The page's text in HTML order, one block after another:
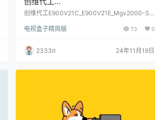
E900V21C_E900V21E_Mgv2000-
固件包(内有教程)(亲测)
创维代工E900V21C_E900V21E_Mgv2000-S9
教程)(亲测)
电视盒子精简版 73 0
2333it 24年11月19日